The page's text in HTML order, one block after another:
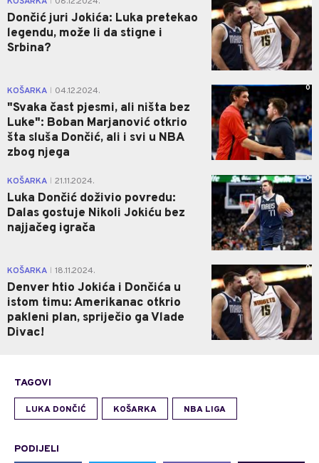
Dončić juri Jokića: Luka pretekao
legendu, može li da stigne i
Srbina?
KOŠARKA 04.12.2024.
"Svaka čast pjesmi, ali ništa bez
Luke": Boban Marjanović otkrio
šta sluša Dončić, ali i svi u NBA
zbog njega
0
KOŠARKA 21.11.2024.
Luka Dončić doživio povredu:
Dalas gostuje Nikoli Jokiću bez
najjačeg igrača
0
KOŠARKA 18.11.2024.
Denver htio Jokića i Dončića u
istom timu: Amerikanac otkrio
pakleni plan, spriječio ga Vlade
Divac!
0
TAGOVI
LUKA DONČIĆ KOŠARKA NBA LIGA
PODIJELI